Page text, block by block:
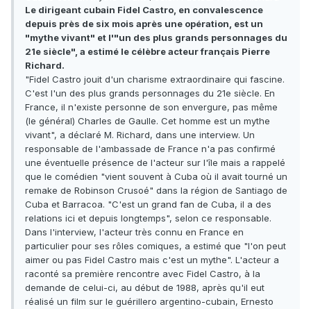
Le dirigeant cubain Fidel Castro, en convalescence
depuis près de six mois après une opération, est un
"mythe vivant" et l'"un des plus grands personnages du
21e siècle", a estimé le célèbre acteur français Pierre
Richard.
"Fidel Castro jouit d'un charisme extraordinaire qui fascine.
C'est l'un des plus grands personnages du 21e siècle. En
France, il n'existe personne de son envergure, pas même
(le général) Charles de Gaulle. Cet homme est un mythe
vivant", a déclaré M. Richard, dans une interview. Un
responsable de l'ambassade de France n'a pas confirmé
une éventuelle présence de l'acteur sur l'île mais a rappelé
que le comédien "vient souvent à Cuba où il avait tourné un
remake de Robinson Crusoé" dans la région de Santiago de
Cuba et Barracoa. "C'est un grand fan de Cuba, il a des
relations ici et depuis longtemps", selon ce responsable.
Dans l'interview, l'acteur très connu en France en
particulier pour ses rôles comiques, a estimé que "l'on peut
aimer ou pas Fidel Castro mais c'est un mythe". L'acteur a
raconté sa première rencontre avec Fidel Castro, à la
demande de celui-ci, au début de 1988, après qu'il eut
réalisé un film sur le guérillero argentino-cubain, Ernesto